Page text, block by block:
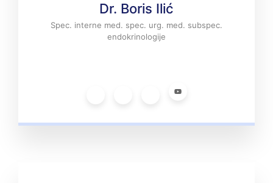
Dr. Boris Ilić
Spec. interne med. spec. urg. med. subspec.
endokrinologije